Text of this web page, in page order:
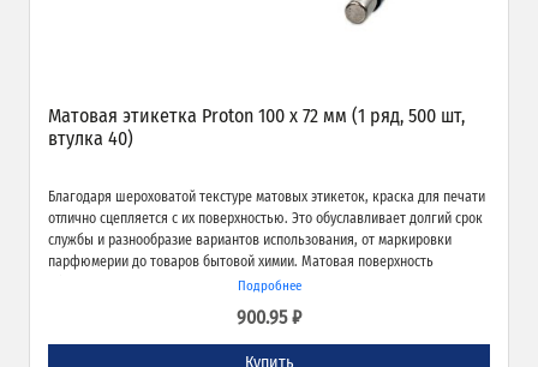
Матовая этикетка Proton 100 х 72 мм (1 ряд, 500 шт,
втулка 40)
Благодаря шероховатой текстуре матовых этикеток, краска для печати
отлично сцепляется с их поверхностью. Это обуславливает долгий срок
службы и разнообразие вариантов использования, от маркировки
парфюмерии до товаров бытовой химии. Матовая поверхность
обеспечивает превосходное качество печати и широкие возможности
Подробнее
900.95 ₽
Купить